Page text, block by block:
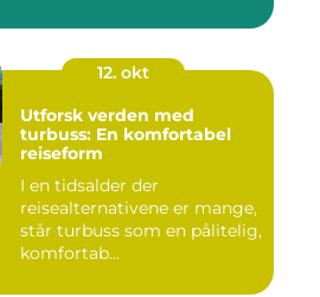
12. okt
Utforsk verden med
turbuss: En komfortabel
reiseform
I en tidsalder der
reisealternativene er mange,
står turbuss som en pålitelig,
komfortab...